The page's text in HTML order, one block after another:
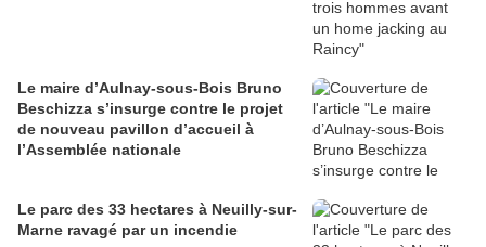
Le maire d’Aulnay-sous-Bois Bruno
Beschizza s’insurge contre le projet
de nouveau pavillon d’accueil à
l’Assemblée nationale
Le parc des 33 hectares à Neuilly-sur-
Marne ravagé par un incendie